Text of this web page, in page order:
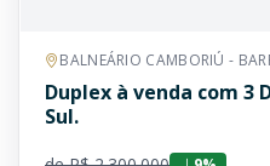
BALNEÁRIO CAMBORIÚ -
Duplex à venda com 3
Sul.